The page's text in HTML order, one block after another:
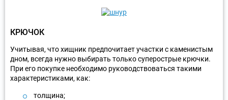
КРЮЧОК
Учитывая, что хищник предпочитает участки с каменистым
дном, всегда нужно выбирать только суперострые крючки.
При его покупке необходимо руководствоваться такими
характеристиками, как:
толщина;